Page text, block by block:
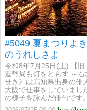
#5049 夏まつりよ
のうれしさよ
令和8年7月25日(土) 【
造幣局も灯をともす ～
せき》は高知県出身の俳
大阪で仕事をしていまし
の様子を詠んだ俳句です